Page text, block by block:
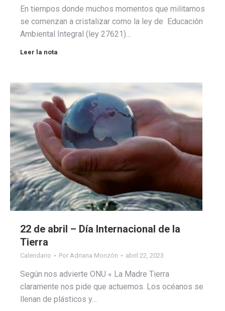
En tiempos donde muchos momentos que militamos
se comenzan a cristalizar como la ley de Educación
Ambiental Integral (ley 27621)…
Leer la nota
22 de abril – Día Internacional de la
Tierra
Calendario Por Adriana Monzón abril 22, 2023
Según nos advierte ONU « La Madre Tierra
claramente nos pide que actuemos. Los océanos se
llenan de plásticos y…